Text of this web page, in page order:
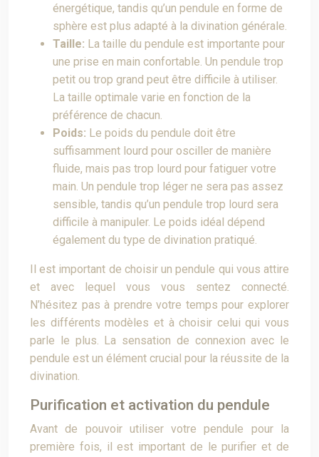
énergétique, tandis qu’un pendule en forme de
sphère est plus adapté à la divination générale.
Taille: La taille du pendule est importante pour
une prise en main confortable. Un pendule trop
petit ou trop grand peut être difficile à utiliser.
La taille optimale varie en fonction de la
préférence de chacun.
Poids: Le poids du pendule doit être
suffisamment lourd pour osciller de manière
fluide, mais pas trop lourd pour fatiguer votre
main. Un pendule trop léger ne sera pas assez
sensible, tandis qu’un pendule trop lourd sera
difficile à manipuler. Le poids idéal dépend
également du type de divination pratiqué.
Il est important de choisir un pendule qui vous attire
et avec lequel vous vous sentez connecté.
N’hésitez pas à prendre votre temps pour explorer
les différents modèles et à choisir celui qui vous
parle le plus. La sensation de connexion avec le
pendule est un élément crucial pour la réussite de la
divination.
Purification et activation du pendule
Avant de pouvoir utiliser votre pendule pour la
première fois, il est important de le purifier et de